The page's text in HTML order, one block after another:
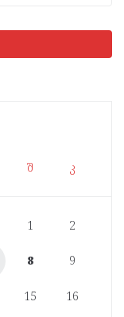
შ კ
1 2
8 9
15 16